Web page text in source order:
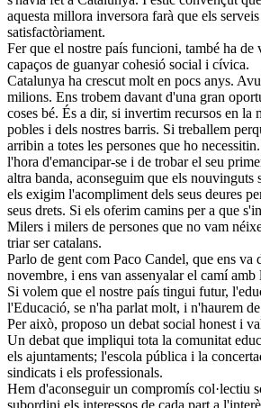
aquesta millora inversora farà que els
satisfactòriament.
Fer que el nostre país funcioni, també ha de
capaços de guanyar cohesió social i cívica.
Catalunya ha crescut molt en pocs anys.
milions. Ens trobem davant d'una gran
coses bé. És a dir, si invertim recursos en la
pobles i dels nostres barris. Si treballem
arribin a totes les persones que ho
l'hora d'emancipar-se i de trobar el seu
altra banda, aconseguim que els nouvinguts
els exigim l'acompliment dels seus deures
seus drets. Si els oferim camins per a que
Milers i milers de persones que no vam
triar ser catalans.
Parlo de gent com Paco Candel, que ens va
novembre, i ens van assenyalar el camí
Si volem que el nostre país tingui futur,
l'Educació, se n'ha parlat molt, i n'haurem
Per això, proposo un debat social honest i
Un debat que impliqui tota la comunitat
els ajuntaments; l'escola pública i la
sindicats i els professionals.
Hem d'aconseguir un compromís col·lectiu
subordini els interessos de cada part a